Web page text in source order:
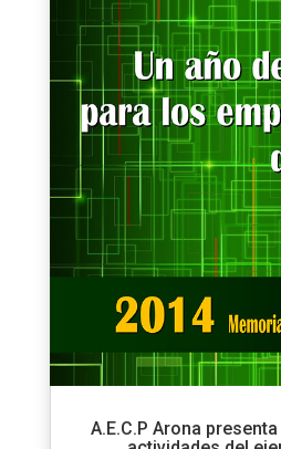
A.E.C.P Arona